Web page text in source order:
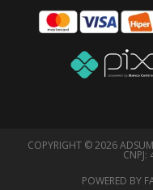
COPYRIGHT © 2026
POWERED BY